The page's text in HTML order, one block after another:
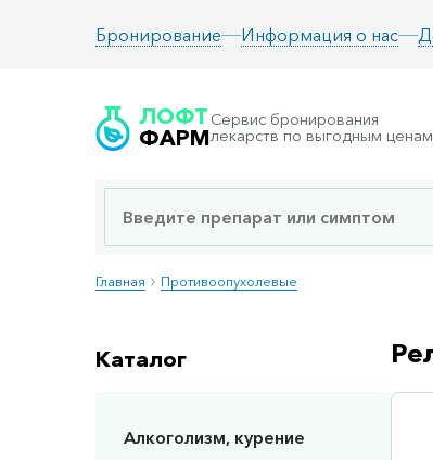
Бронирование Информация о нас
ЛОФТ
ФАРМ
Сервис бронирования
лекарств по выгодным ценам
Главная Противоопухолевые
Каталог
Алкоголизм, курение